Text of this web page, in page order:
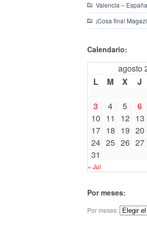
Valencia – España
¡Cosa fina!
Calendario:
agosto
L
M X J
3
4 5 6
10 11 12 13
17 18 19 20
24 25 26 27
31
« Jul
Por meses:
Por meses: